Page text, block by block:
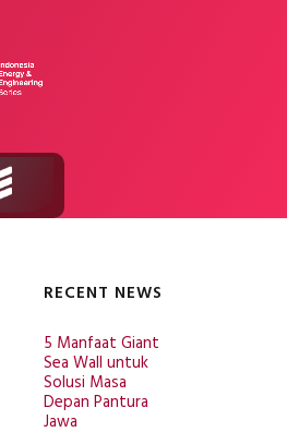
RECENT NEWS
5 Manfaat Giant
Sea Wall untuk
Solusi Masa
Depan Pantura
Jawa